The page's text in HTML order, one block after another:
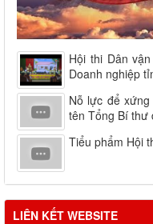
Hội thi Dân
Doanh nghiệp
Nỗ lực để
tên Tổng Bí thư
Tiểu phẩm Hội
LIÊN KẾT WEBSITE